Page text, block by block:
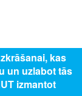
visas tiesības
kas
un uzlabot tās
izmantot